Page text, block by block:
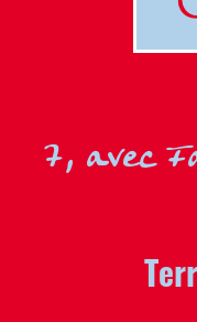
7, avec